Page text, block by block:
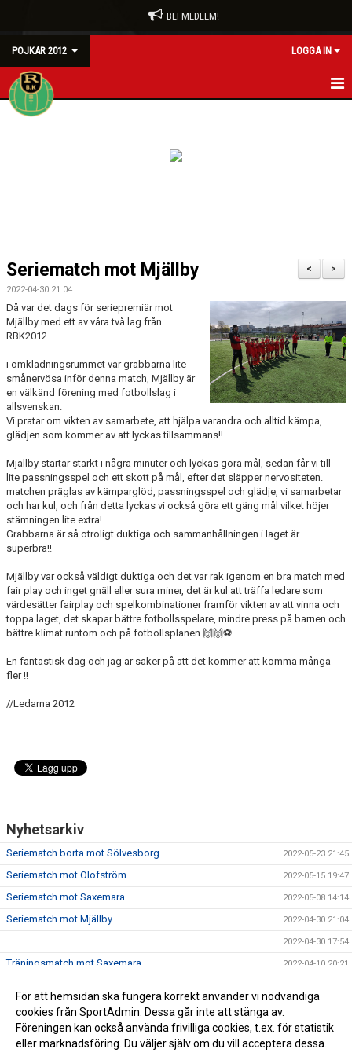
BLI MEDLEM!
POJKAR 2012 LOGGA IN
HEM
BILDGALLERI
DOKUMENT
>
<
Seriematch mot Mjällby
2022-04-30 21:04
Då var det dags för seriepremiär mot
Mjällby med ett av våra två lag från
RBK2012.
i omklädningsrummet var grabbarna lite
smånervösa inför denna match, Mjällby är
en välkänd förening med fotbollslag i
allsvenskan.
Vi pratar om vikten av samarbete, att hjälpa varandra och alltid kämpa,
glädjen som kommer av att lyckas tillsammans!!
Mjällby startar starkt i några minuter och lyckas göra mål, sedan får vi till
lite passningsspel och ett skott på mål, efter det släpper nervositeten.
matchen präglas av kämparglöd, passningsspel och glädje, vi samarbetar
och har kul, och från detta lyckas vi också göra ett gäng mål vilket höjer
stämningen lite extra!
Grabbarna är så otroligt duktiga och sammanhållningen i laget är
superbra!!
Mjällby var också väldigt duktiga och det var rak igenom en bra match med
fair play och inget gnäll eller sura miner, det är kul att träffa ledare som
värdesätter fairplay och spelkombinationer framför vikten av att vinna och
toppa laget, det skapar bättre fotbollsspelare, mindre press på barnen och
bättre klimat runtom och på fotbollsplanen 🙌🙌⚽️
En fantastisk dag och jag är säker på att det kommer att komma många
fler !!
//Ledarna 2012
Nyhetsarkiv
Seriematch borta mot Sölvesborg 2022-05-23 21:45
Seriematch mot Olofström 2022-05-15 19:47
Seriematch mot Saxemara 2022-05-08 14:14
Seriematch mot Mjällby 2022-04-30 21:04
2022-04-30 17:54
Träningsmatch mot Saxemara 2022-04-10 20:21
För att hemsidan ska fungera korrekt använder vi nödvändiga
cookies från SportAdmin. Dessa går inte att stänga av.
Föreningen kan också använda frivilliga cookies, t.ex. för statistik
eller marknadsföring. Du väljer själv om du vill acceptera dessa.